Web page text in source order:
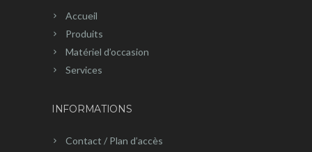
Accueil
Produits
Matériel d’occasion
Services
INFORMATIONS
Contact / Plan d’accès